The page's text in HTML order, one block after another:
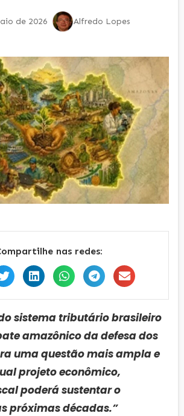
de 2026 Alfredo Lopes
nas redes:
sistema tributário brasileiro
amazônico da defesa dos
uma questão mais ampla e
projeto econômico,
poderá sustentar o
próximas décadas.”